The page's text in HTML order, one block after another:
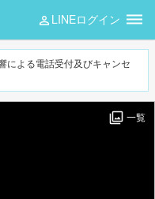
LINEログイン
による電話受付及びキャンセ
一覧